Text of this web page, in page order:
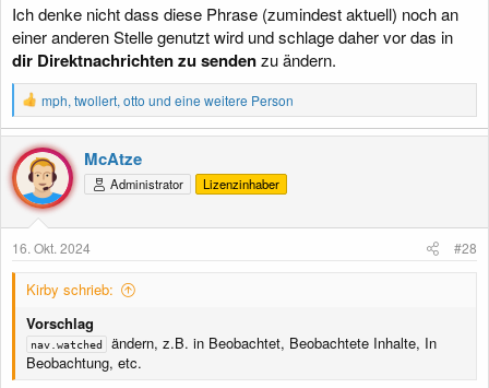
Ich denke nicht dass diese Phrase (zumindest aktuell) noch an
einer anderen Stelle genutzt wird und schlage daher vor das in
dir Direktnachrichten zu sendenzu ändern.
R
e
a
k
t
i
o
n
n
mph, twollert, otto und eine weitere Person
McAtze
Administrator Lizenzinhaber
16. Okt. 2024 #28
Kirby schrieb:
Vorschlag
nav.watched
ändern, z.B. in Beobachtet, Beobachtete Inhalte, In
Beobachtung, etc.